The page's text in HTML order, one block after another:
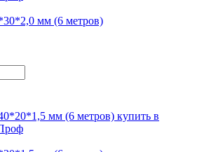
мм (6 метров)